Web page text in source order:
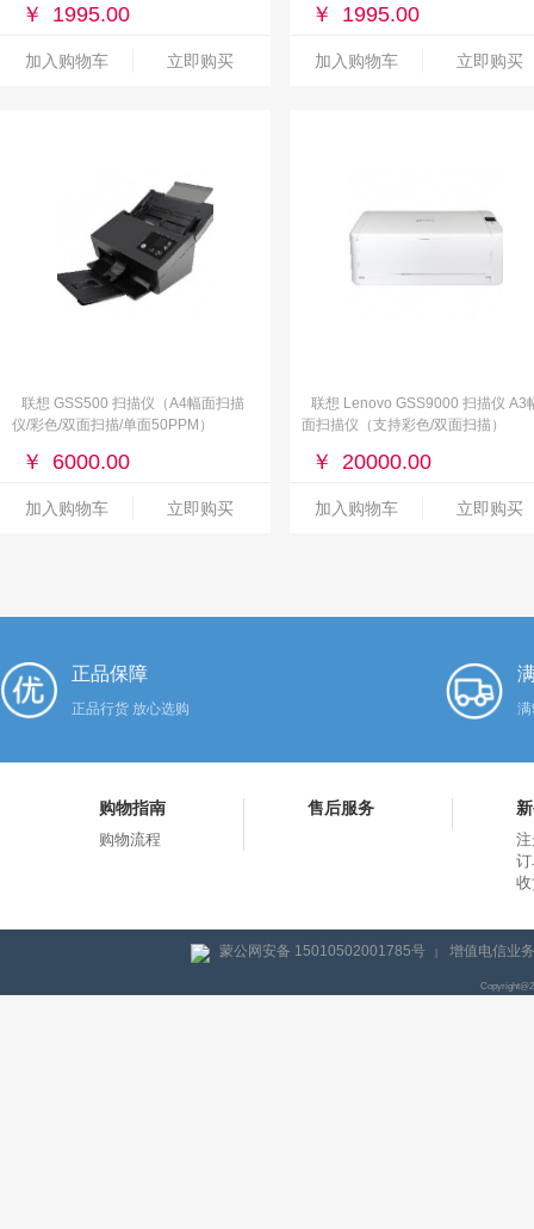
A4，扫描速度：20ppm）
￥ 1995.00
加入购物车 立即购买
A4，扫描速度：20ppm）
￥ 1995.00
加入购物车 立即购买
联想 GSS500 扫描仪（A4幅面扫描
仪/彩色/双面扫描/单面50PPM）
￥ 6000.00
加入购物车 立即购买
联想 Lenovo GSS9000 扫描仪 A3
面扫描仪（支持彩色/双面扫描）
￥ 20000.00
加入购物车 立即购买
正品保障
正品行货 放心选购
购物指南
购物流程
售后服务
蒙公网安备 15010502001785号 | 增值电信业